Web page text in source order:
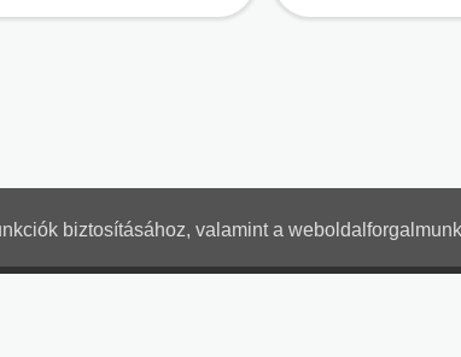
biztosításához, valamint a